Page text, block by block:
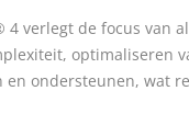
verlegt de focus van
optimaliseren
ondersteunen, wat